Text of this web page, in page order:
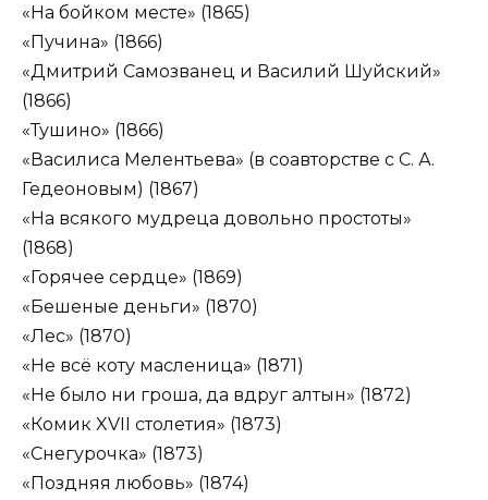
«На бойком месте» (1865)
«Пучина» (1866)
«Дмитрий Самозванец и Василий Шуйский»
(1866)
«Тушино» (1866)
«Василиса Мелентьева» (в соавторстве с С. А.
Гедеоновым) (1867)
«На всякого мудреца довольно простоты»
(1868)
«Горячее сердце» (1869)
«Бешеные деньги» (1870)
«Лес» (1870)
«Не всё коту масленица» (1871)
«Не было ни гроша, да вдруг алтын» (1872)
«Комик XVII столетия» (1873)
«Снегурочка» (1873)
«Поздняя любовь» (1874)